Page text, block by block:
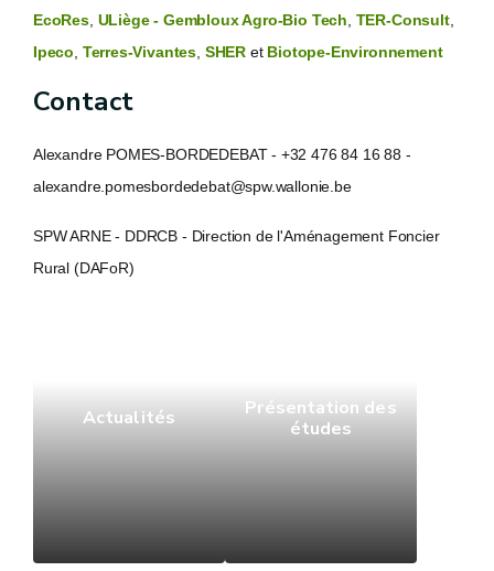
EcoRes, ULiège - Gembloux Agro-Bio Tech TER-Consult,
Ipeco Terres-Vivantes SHERet Biotope-Environnement
Contact
Alexandre POMES-BORDEDEBAT - +32 476 84 16 88 -
alexandre.pomesbordedebat@spw.wallonie.be
SPW ARNE - DDRCB - Direction de l'Aménagement Foncier
Rural (DAFoR)
Actualités
Présentation des
études